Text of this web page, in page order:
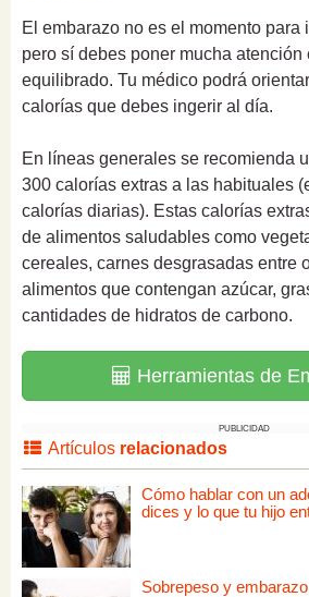
El embarazo no es el momento para
pero sí debes poner mucha atención
equilibrado. Tu médico podrá
calorías que debes ingerir al día.
En líneas generales se recomienda
300 calorías extras a las habituales
calorías diarias). Estas calorías
de alimentos saludables como
cereales, carnes desgrasadas entre
alimentos que contengan azúcar,
cantidades de hidratos de carbono.
Herramientas de
PUBLICIDAD
Artículos relacionados
Cómo hablar con un
dices y lo que tu hijo
Sobrepeso y embarazo